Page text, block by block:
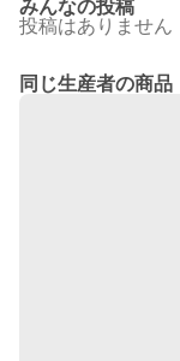
みんなの投稿
投稿はありません
同じ生産者の商品